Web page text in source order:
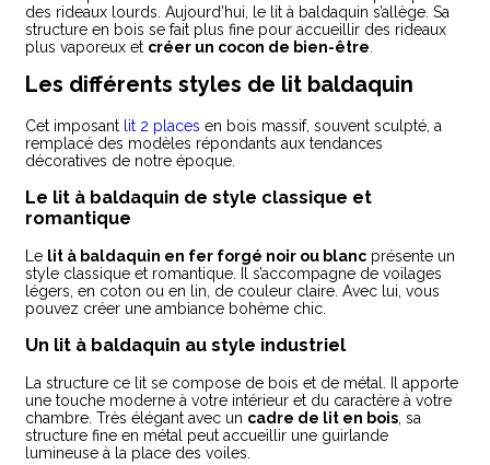
des rideaux lourds. Aujourd’hui, le lit à baldaquin s’allège. Sa
structure en bois se fait plus fine pour accueillir des rideaux
plus vaporeux et créer un cocon de bien-être
Les différents styles de lit baldaquin
Cet imposant lit 2 places en bois massif, souvent sculpté, a
remplacé des modèles répondants aux tendances
décoratives de notre époque.
Le lit à baldaquin de style classique et
romantique
Le lit à baldaquin en fer forgé noir ou blanc présente un
style classique et romantique. Il s’accompagne de voilages
légers, en coton ou en lin, de couleur claire. Avec lui, vous
pouvez créer une ambiance bohème chic.
Un lit à baldaquin au style industriel
La structure ce lit se compose de bois et de métal. Il apporte
une touche moderne à votre intérieur et du caractère à votre
chambre. Très élégant avec un cadre de lit en bois , sa
structure fine en métal peut accueillir une guirlande
lumineuse à la place des voiles.